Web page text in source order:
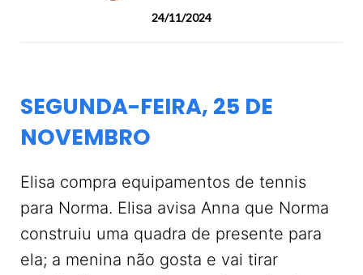
24/11/2024
SEGUNDA-FEIRA, 25 DE
NOVEMBRO
Elisa compra equipamentos de tennis
para Norma. Elisa avisa Anna que Norma
construiu uma quadra de presente para
ela; a menina não gosta e vai tirar